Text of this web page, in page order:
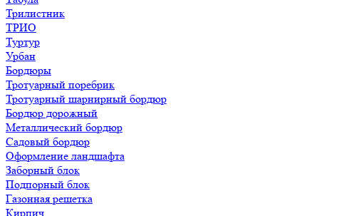
Трилистник
ТРИО
Туртур
Урбан
Бордюры
Тротуарный поребрик
Тротуарный шарнирный бордюр
Бордюр дорожный
Металлический бордюр
Садовый бордюр
Оформление ландшафта
Заборный блок
Подпорный блок
Газонная решетка
Кирпич